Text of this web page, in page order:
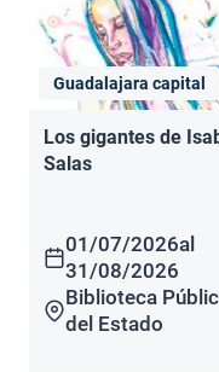
Guadalajara capital
Los gigantes de
Salas
01/07/2026al
31/08/2026
Biblioteca
del Estado